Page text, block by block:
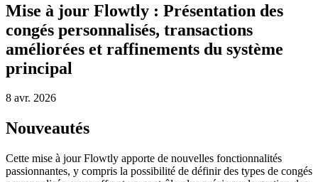
Mise à jour Flowtly : Présentation des
congés personnalisés, transactions
améliorées et raffinements du système
principal
8 avr. 2026
Nouveautés
Cette mise à jour Flowtly apporte de nouvelles fonctionnalités
passionnantes, y compris la possibilité de définir des types de congés